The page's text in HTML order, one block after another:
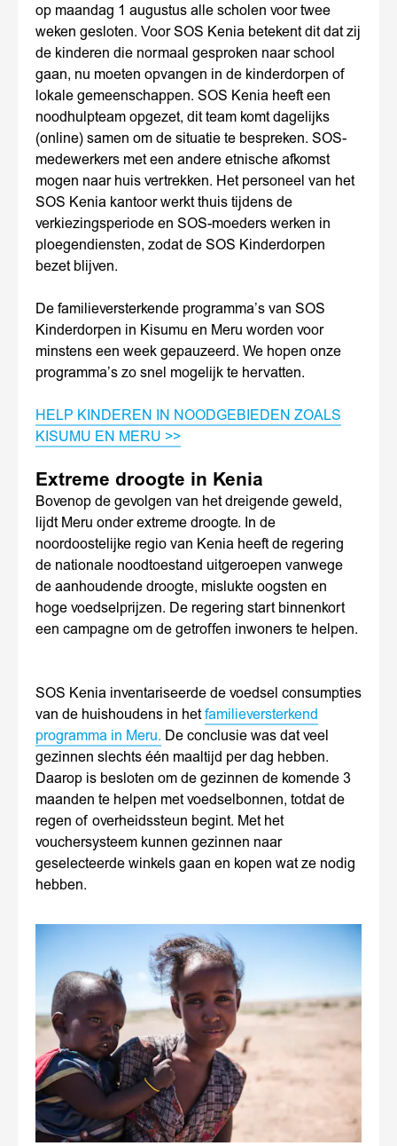
op maandag 1 augustus alle scholen voor twee
weken gesloten. Voor SOS Kenia betekent dit dat zij
de kinderen die normaal gesproken naar school
gaan, nu moeten opvangen in de kinderdorpen of
lokale gemeenschappen. SOS Kenia heeft een
noodhulpteam opgezet, dit team komt dagelijks
(online) samen om de situatie te bespreken. SOS-
medewerkers met een andere etnische afkomst
mogen naar huis vertrekken. Het personeel van het
SOS Kenia kantoor werkt thuis tijdens de
verkiezingsperiode en SOS-moeders werken in
ploegendiensten, zodat de SOS Kinderdorpen
bezet blijven.
De familieversterkende programma’s van SOS
Kinderdorpen in Kisumu en Meru worden voor
minstens een week gepauzeerd. We hopen onze
programma’s zo snel mogelijk te hervatten.
HELP KINDEREN IN NOODGEBIEDEN ZOALS
KISUMU EN MERU >>
Extreme droogte in Kenia
Bovenop de gevolgen van het dreigende geweld,
lijdt Meru onder extreme droogte. In de
noordoostelijke regio van Kenia heeft de regering
de nationale noodtoestand uitgeroepen vanwege
de aanhoudende droogte, mislukte oogsten en
hoge voedselprijzen. De regering start binnenkort
een campagne om de getroffen inwoners te helpen.
SOS Kenia inventariseerde de voedsel consumpties
van de huishoudens in hetfamilieversterkend
programma in Meru. De conclusie was dat veel
gezinnen slechts één maaltijd per dag hebben.
Daarop is besloten om de gezinnen de komende 3
maanden te helpen met voedselbonnen, totdat de
regen of overheidssteun begint. Met het
vouchersysteem kunnen gezinnen naar
geselecteerde winkels gaan en kopen wat ze nodig
hebben.